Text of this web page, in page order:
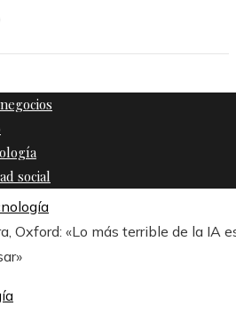
social
Oxford: «Lo más terrible de la IA